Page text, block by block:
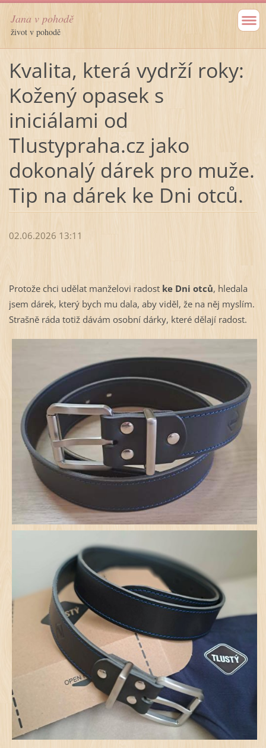
Jana v pohodě
život v pohodě
Kvalita, která vydrží roky:
Kožený opasek s
iniciálami od
Tlustypraha.cz jako
dokonalý dárek pro muže.
Tip na dárek ke Dni otců.
02.06.2026 13:11
Protože chci udělat manželovi radost ke Dni otců, hledala
jsem dárek, který bych mu dala, aby viděl, že na něj myslím.
Strašně ráda totiž dávám osobní dárky, které dělají radost.